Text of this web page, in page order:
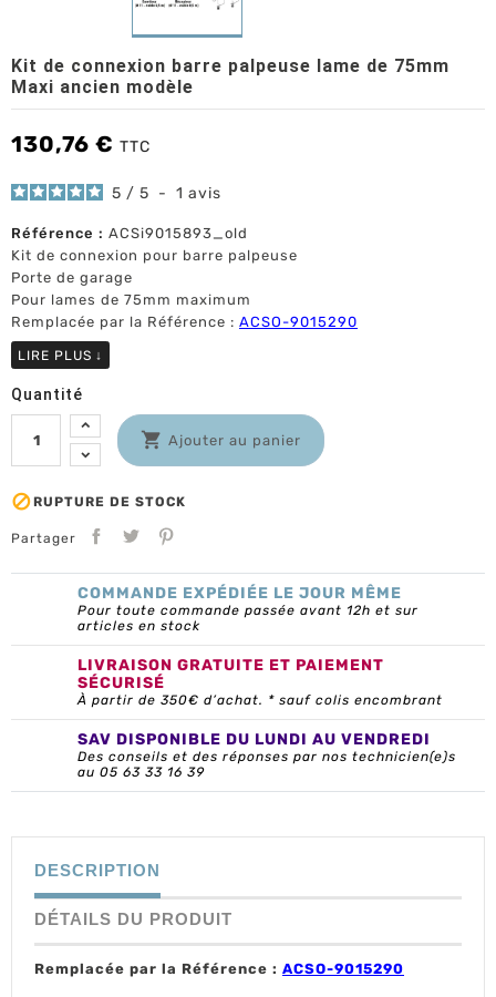
Kit de connexion barre palpeuse lame de 75mm
Maxi ancien modèle
130,76 € TTC
5 / 5 - 1 avis
Référence : ACSi9015893_old
Kit de connexion pour barre palpeuse
Porte de garage
Pour lames de 75mm maximum
Remplacée par la Référence : ACSO-9015290
LIRE PLUS ↓
Quantité
 Ajouter au panier
 RUPTURE DE STOCK
Partager
COMMANDE EXPÉDIÉE LE JOUR MÊME
Pour toute commande passée avant 12h et sur
articles en stock
LIVRAISON GRATUITE ET PAIEMENT
SÉCURISÉ
À partir de 350€ d’achat. * sauf colis encombrant
SAV DISPONIBLE DU LUNDI AU VENDREDI
Des conseils et des réponses par nos technicien(e)s
au 05 63 33 16 39
DESCRIPTION
DÉTAILS DU PRODUIT
Remplacée par la Référence : ACSO-9015290